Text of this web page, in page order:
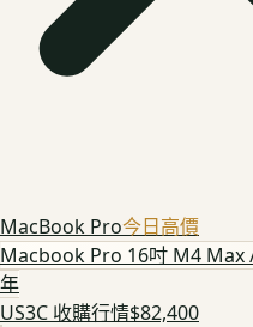
MacBook Pro今日高價
Macbook Pro 16吋 M4 Max
年
US3C 收購行情$82,400